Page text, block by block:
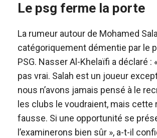
Le psg ferme la porte
La rumeur autour de Mohamed
catégoriquement démentie par le
PSG. Nasser Al-Khelaïfi a déclaré :
pas vrai. Salah est un joueur
nous n’avons jamais pensé à le
les clubs le voudraient, mais cette
fausse. Si une opportunité se
l’examinerons bien sûr », a-t-il